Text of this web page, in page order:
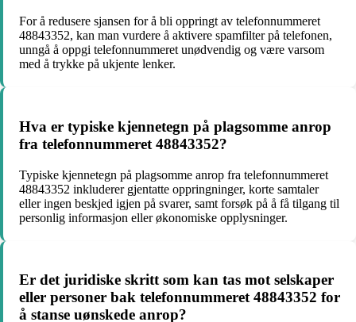
For å redusere sjansen for å bli oppringt av telefonnummeret
48843352, kan man vurdere å aktivere spamfilter på telefonen,
unngå å oppgi telefonnummeret unødvendig og være varsom
med å trykke på ukjente lenker.
Hva er typiske kjennetegn på plagsomme anrop
fra telefonnummeret 48843352?
Typiske kjennetegn på plagsomme anrop fra telefonnummeret
48843352 inkluderer gjentatte oppringninger, korte samtaler
eller ingen beskjed igjen på svarer, samt forsøk på å få tilgang til
personlig informasjon eller økonomiske opplysninger.
Er det juridiske skritt som kan tas mot selskaper
eller personer bak telefonnummeret 48843352 for
å stanse uønskede anrop?